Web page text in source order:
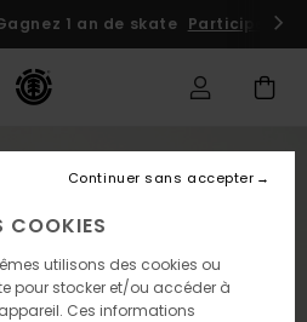
1 an de skate Participez
COOKIES
utilisons des cookies ou
pour stocker et/ou accéder à
Ces informations
Continuer sans accepter